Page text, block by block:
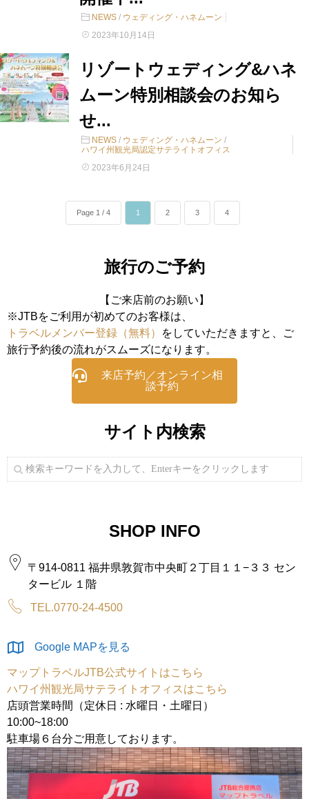
NEWS / ウェディング・ハネムーン
2023年10月14日
リゾートウェディング&ハネ
ムーン特別相談会のお知ら
せ...
NEWS / ウェディング・ハネムーン /
ハワイ州観光局認定サテライトオフィス
2023年6月24日
Page 1 / 4 1 2 3 4
旅行のご予約
【ご来店前のお願い】
※JTBをご利用が初めてのお客様は、
トラベルメンバー登録（無料）
をしていただきますと、ご
旅行予約後の流れがスムーズになります。
来店予約／オンライン相
談予約
サイト内検索
SHOP INFO
〒914-0811 福井県敦賀市中央町２丁目１１−３３ セン
タービル １階
TEL.0770-24-4500
Google MAPを見る
マップトラベルJTB公式サイトはこちら
ハワイ州観光局サテライトオフィスはこちら
店頭営業時間（定休日 : 水曜日・土曜日）
10:00~18:00
駐車場６台分ご用意しております。